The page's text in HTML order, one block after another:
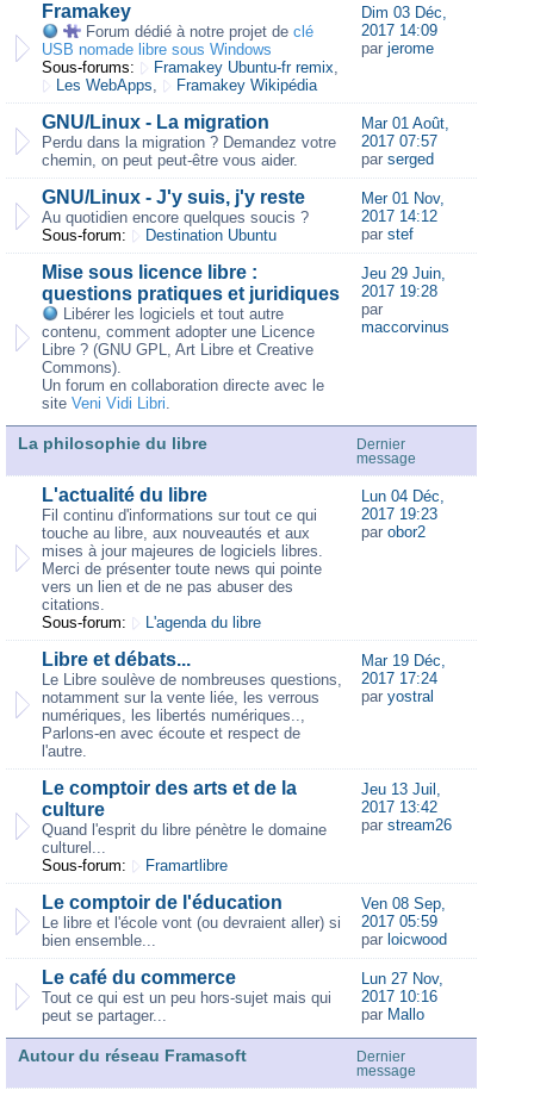
Framakey
Forum dédié à notre projet de clé
USB nomade libre sous Windows
Sous-forums:
Framakey Ubuntu-fr remix,
Les WebApps, Framakey Wikipédia
Dim 03 Déc,
2017 14:09
par jerome
GNU/Linux - La migration
Perdu dans la migration ? Demandez votre
chemin, on peut peut-être vous aider.
Mar 01 Août,
2017 07:57
par serged
GNU/Linux - J'y suis, j'y reste
Au quotidien encore quelques soucis ?
Sous-forum:
Destination Ubuntu
Mer 01 Nov,
2017 14:12
par stef
Mise sous licence libre :
questions pratiques et juridiques
Libérer les logiciels et tout autre
contenu, comment adopter une Licence
Libre ? (GNU GPL, Art Libre et Creative
Commons).
Un forum en collaboration directe avec le
site Veni Vidi Libri.
Jeu 29 Juin,
2017 19:28
par
maccorvinus
La philosophie du libre
Dernier
message
L'actualité du libre
Fil continu d'informations sur tout ce qui
touche au libre, aux nouveautés et aux
mises à jour majeures de logiciels libres.
Merci de présenter toute news qui pointe
vers un lien et de ne pas abuser des
citations.
Sous-forum:
L'agenda du libre
Lun 04 Déc,
2017 19:23
par obor2
Libre et débats...
Le Libre soulève de nombreuses questions,
notamment sur la vente liée, les verrous
numériques, les libertés numériques..,
Parlons-en avec écoute et respect de
l'autre.
Mar 19 Déc,
2017 17:24
par yostral
Le comptoir des arts et de la
culture
Quand l'esprit du libre pénètre le domaine
culturel...
Sous-forum:
Framartlibre
Jeu 13 Juil,
2017 13:42
par stream26
Le comptoir de l'éducation
Le libre et l'école vont (ou devraient aller) si
bien ensemble...
Ven 08 Sep,
2017 05:59
par loicwood
Le café du commerce
Tout ce qui est un peu hors-sujet mais qui
peut se partager...
Lun 27 Nov,
2017 10:16
par Mallo
Autour du réseau Framasoft
Dernier
message